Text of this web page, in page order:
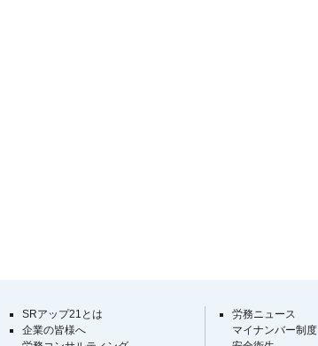
労務ニュース
マイナンバー制度
SRアップ21とは
企業の皆様へ